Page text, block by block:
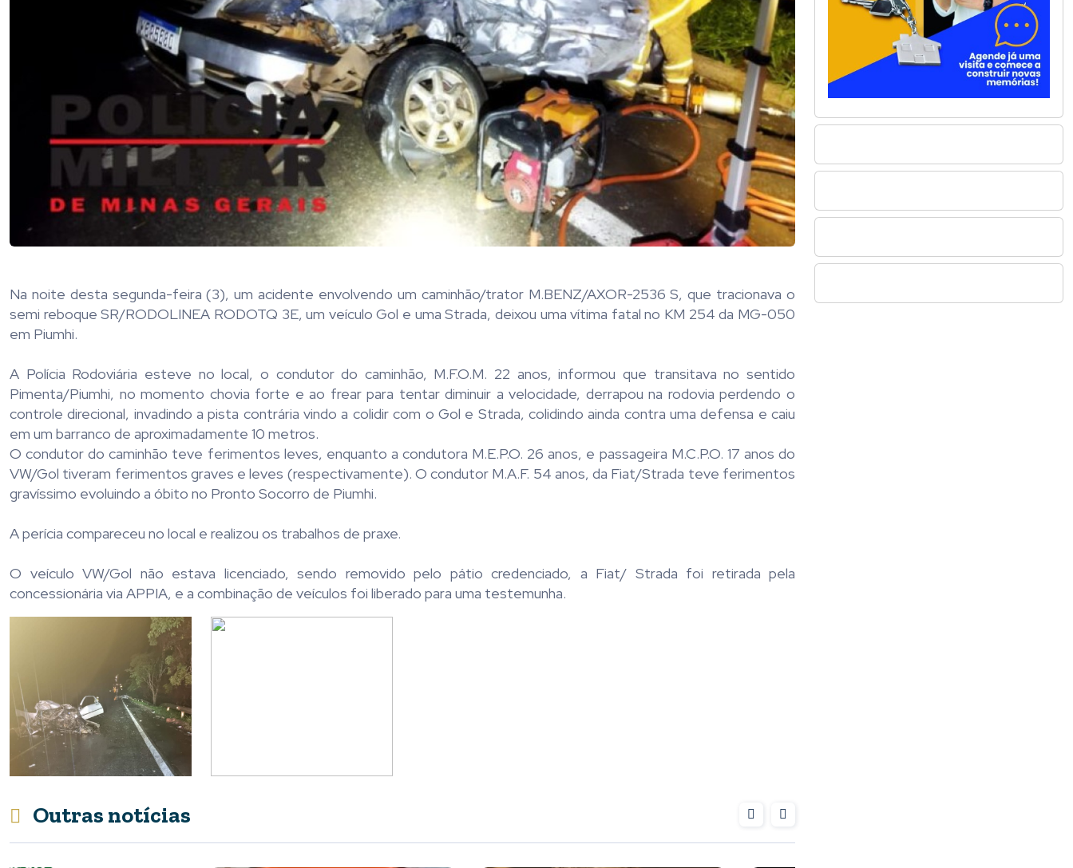
Na noite desta segunda-feira (3), um acidente envolvendo um caminhão/trator M.BENZ/AXOR-2536 S, que tracionava o
semi reboque SR/RODOLINEA RODOTQ 3E, um veículo Gol e uma Strada, deixou uma vítima fatal no KM 254 da MG-050
em Piumhi.
A Polícia Rodoviária esteve no local, o condutor do caminhão, M.F.O.M. 22 anos, informou que transitava no sentido
Pimenta/Piumhi, no momento chovia forte e ao frear para tentar diminuir a velocidade, derrapou na rodovia perdendo o
controle direcional, invadindo a pista contrária vindo a colidir com o Gol e Strada, colidindo ainda contra uma defensa e caiu
em um barranco de aproximadamente 10 metros.
O condutor do caminhão teve ferimentos leves, enquanto a condutora M.E.P.O. 26 anos, e passageira M.C.P.O. 17 anos do
VW/Gol tiveram ferimentos graves e leves (respectivamente). O condutor M.A.F. 54 anos, da Fiat/Strada teve ferimentos
gravíssimo evoluindo a óbito no Pronto Socorro de Piumhi.
A perícia compareceu no local e realizou os trabalhos de praxe.
O veículo VW/Gol não estava licenciado, sendo removido pelo pátio credenciado, a Fiat/ Strada foi retirada pela
concessionária via APPIA, e a combinação de veículos foi liberado para uma testemunha.
Outras notícias